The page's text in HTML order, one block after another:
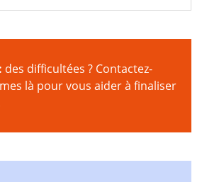
des difficultées ? Contactez-
là pour vous aider à finaliser